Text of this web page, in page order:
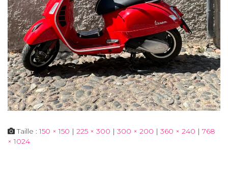
Taille :150 × 150 | 225 × 300 | 300 × 200 | 360 × 240 | 768
× 1024